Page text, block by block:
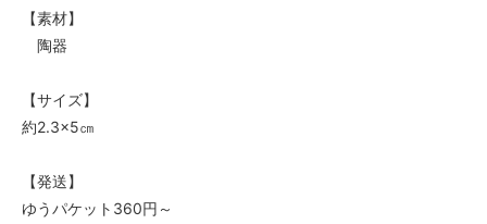
【素材】
陶器
【サイズ】
約2.3×5㎝
【発送】
ゆうパケット360円～